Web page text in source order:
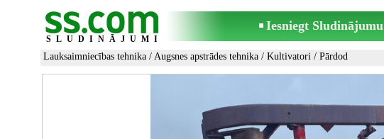
SLUDINĀJUMI
Iesniegt Sludinājumu
Lauksaimniecības tehnika / Augsnes apstrādes tehnika / Kultivatori / Pārdod